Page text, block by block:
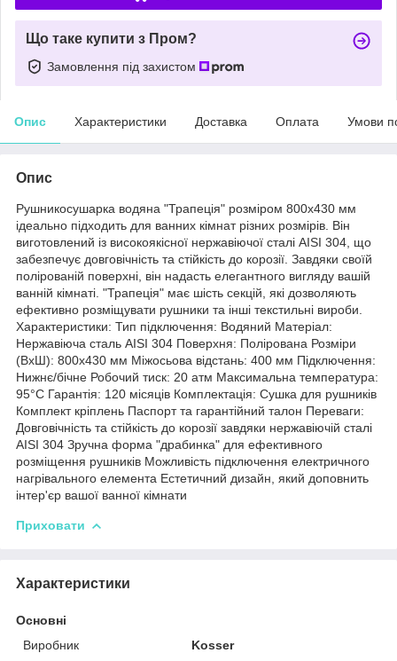
Що таке купити з Пром?
Замовлення під захистом
Опис Характеристики Доставка Оплата Умови
Опис
Рушникосушарка водяна "Трапеція" розміром 800х430 мм
ідеально підходить для ванних кімнат різних розмірів. Він
виготовлений із високоякісної нержавіючої сталі AISI 304, що
забезпечує довговічність та стійкість до корозії. Завдяки своїй
полірованій поверхні, він надасть елегантного вигляду вашій
ванній кімнаті. "Трапеція" має шість секцій, які дозволяють
ефективно розміщувати рушники та інші текстильні вироби.
Характеристики: Тип підключення: Водяний Матеріал:
Нержавіюча сталь AISI 304 Поверхня: Полірована Розміри
(ВхШ): 800x430 мм Міжосьова відстань: 400 мм Підключення:
Нижнє/бічне Робочий тиск: 20 атм Максимальна температура:
95°C Гарантія: 120 місяців Комплектація: Сушка для рушників
Комплект кріплень Паспорт та гарантійний талон Переваги:
Довговічність та стійкість до корозії завдяки нержавіючій сталі
AISI 304 Зручна форма "драбинка" для ефективного
розміщення рушників Можливість підключення електричного
нагрівального елемента Естетичний дизайн, який доповнить
інтер'єр вашої ванної кімнати
Приховати
Характеристики
Основні
Виробник
Kosser